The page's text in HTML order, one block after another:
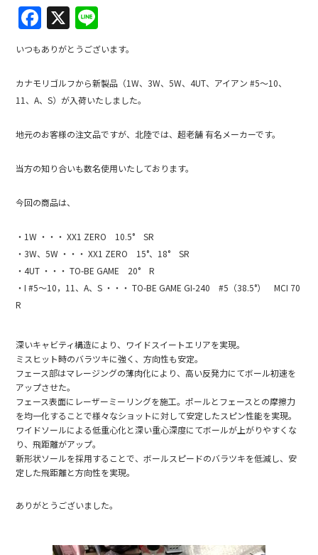
F
a
c
e
b
o
k
X
n
e
いつもありがとうございます。
カナモリゴルフから新製品（1W、3W、5W、4UT、アイアン #5～10、
11、A、S）が入荷いたしました。
地元のお客様の注文品ですが、北陸では、超老舗 有名メーカーです。
当方の知り合いも数名使用いたしております。
今回の商品は、
・1W ・・・ XX1 ZERO 10.5° SR
・3W、5W ・・・ XX1 ZERO 15°、18° SR
・4UT ・・・ TO-BE GAME 20° R
・I #5～10，11、A、S ・・・ TO-BE GAME GI-240 #5（38.5°） MCI 70
R
深いキャビティ構造により、ワイドスイートエリアを実現。
ミスヒット時のバラツキに強く、方向性も安定。
フェース部はマレージングの薄肉化により、高い反発力にてボール初速を
アップさせた。
フェース表面にレーザーミーリングを施工。ポールとフェースとの摩擦力
を均一化することで様々なショットに対して安定したスピン性能を実現。
ワイドソールによる低重心化と深い重心深度にてボールが上がりやすくな
り、飛距離がアップ。
新形状ソールを採用することで、ボールスピードのバラツキを低減し、安
定した飛距離と方向性を実現。
ありがとうございました。